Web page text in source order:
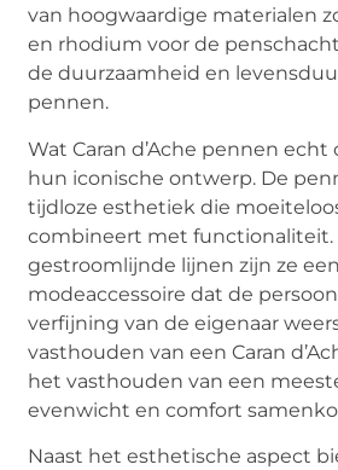
van hoogwaardige materialen
en rhodium voor de
de duurzaamheid en
pennen.
Wat Caran d’Ache pennen
hun iconische ontwerp. De
tijdloze esthetiek die
combineert met functionaliteit.
gestroomlijnde lijnen zijn ze
modeaccessoire dat de
verfijning van de eigenaar
vasthouden van een Caran
het vasthouden van een
evenwicht en comfort
Naast het esthetische aspect